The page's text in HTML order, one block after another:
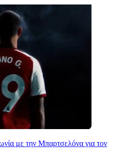
με την Μπαρτσελόνα για τον